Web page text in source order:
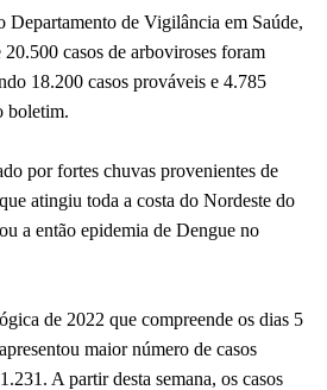
Departamento de Vigilância em Saúde,
casos de arboviroses foram
18.200 casos prováveis e 4.785
boletim.
por fortes chuvas provenientes de
atingiu toda a costa do Nordeste do
a então epidemia de Dengue no
de 2022 que compreende os dias 5
maior número de casos
A partir desta semana, os casos